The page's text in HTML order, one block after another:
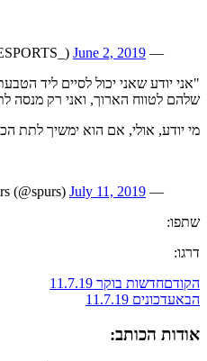
— All IN ONE SPORTS (@ALLINONESPORTS_)
June 2, 2019
"אני יודע שאני יכול לסיים ליד
שלהם לטווח הארוך, ואני רק
מי יודע, אולי, אם הוא ימשיך לתת
— San Antonio Spurs (@spurs)
July 11, 2019
שתפו:
דרגו:
הקודםחדשות בוקר 11.7.19
הבאעדכונים 11.7.19
אודות הכותב: